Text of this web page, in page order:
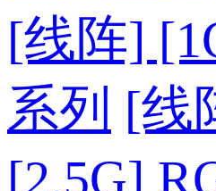
[线阵]
系列 [线
[2.5G]